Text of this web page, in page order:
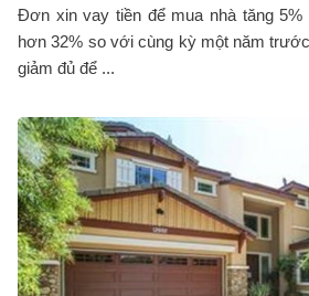
Đơn xin vay tiền để mua nhà tăng 5%
hơn 32% so với cùng kỳ một năm
giảm đủ để ...